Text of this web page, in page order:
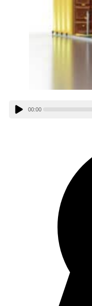
00:00